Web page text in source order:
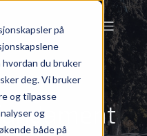
på
hvordan du bruker
deg. Vi bruker
og tilpasse
og
både på